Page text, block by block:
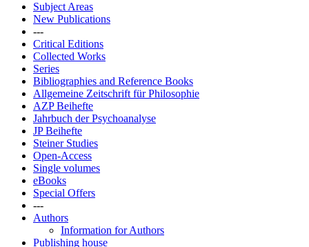
Subject Areas
New Publications
---
Critical Editions
Collected Works
Series
Bibliographies and Reference Books
Allgemeine Zeitschrift für Philosophie
AZP Beihefte
Jahrbuch der Psychoanalyse
JP Beihefte
Steiner Studies
Open-Access
Single volumes
eBooks
Special Offers
---
Authors
Information for Authors
Publishing house